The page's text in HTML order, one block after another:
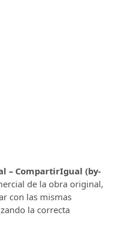
– CompartirIgual (by-
de la obra original,
con las mismas
la correcta